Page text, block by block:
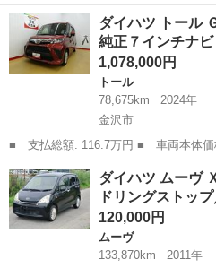
名： ダイハツ ■ 車種名： ハイゼ
クルーズＳＡＩＩＩ☆４ＷＤ☆ ☆純
ＥＴＣ☆ＬＥ...
石川 小松市 ハイゼット
ダイハツ トール
純正７インチナ
1,078,000円
トール
78,675km
2024年
金沢市
■ 支払総額: 116.7万円 ■ 車両本体価格： 1,078,000 円 ■ メーカ
ー名： ダイハツ ■ 車種名： トー
回避支援ブレーキ 純正７インチナ
ンサー ...
石川 金沢市 トール
ダイハツ ムーヴ
ドリングストッ
120,000円
ムーヴ
133,870km
2011年